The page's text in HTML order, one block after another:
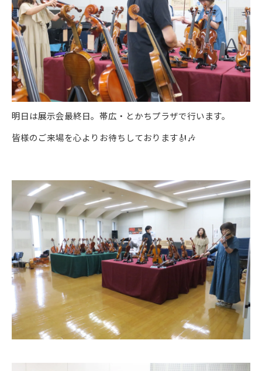
明日は展示会最終日。帯広・とかちプラザで行います。
皆様のご来場を心よりお待ちしております🎻🎶